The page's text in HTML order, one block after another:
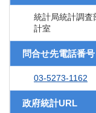
統計局統計調査
計室
問合せ先電話番号
03-5273-1162
政府統計URL